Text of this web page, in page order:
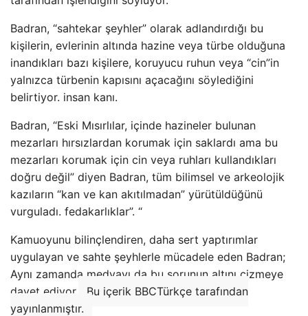
Badran, “sahtekar şeyhler” olarak adlandırdığı bu
kişilerin, evlerinin altında hazine veya türbe olduğuna
inandıkları bazı kişilere, koruyucu ruhun veya “cin”in
yalnızca türbenin kapısını açacağını söylediğini
belirtiyor. insan kanı.
Badran, “Eski Mısırlılar, içinde hazineler bulunan
mezarları hırsızlardan korumak için saklardı ama bu
mezarları korumak için cin veya ruhları kullandıkları
doğru değil” diyen Badran, tüm bilimsel ve arkeolojik
kazıların “kan ve kan akıtılmadan” yürütüldüğünü
vurguladı. fedakarlıklar”. “
Kamuoyunu bilinçlendiren, daha sert yaptırımlar
uygulayan ve sahte şeyhlerle mücadele eden Badran;
Aynı zamanda medyayı da bu sorunun altını çizmeye
davet ediyor.
Bu içerik BBCTürkçe tarafından
yayınlanmıştır.